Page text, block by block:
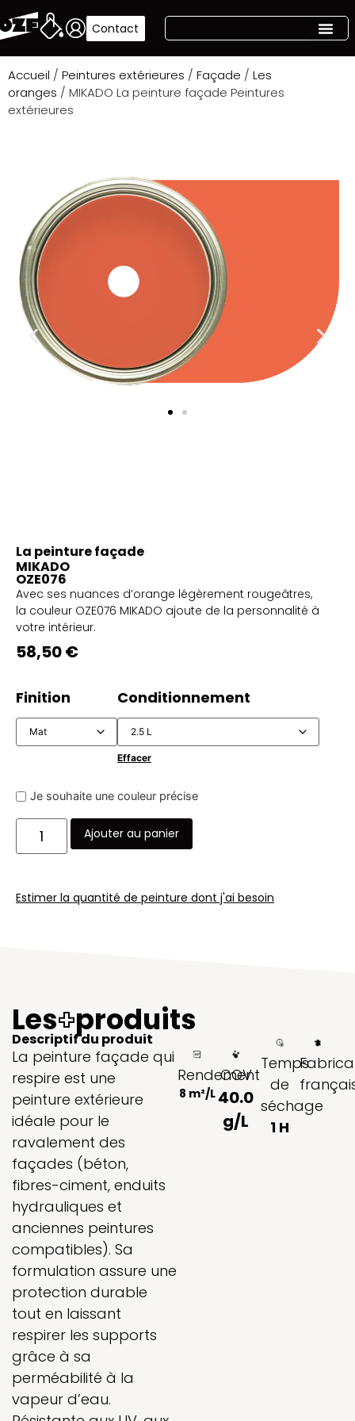
Contact
Accueil / Peintures extérieures / Façade / Les
oranges / MIKADO La peinture façade Peintures
extérieures
La peinture façade
MIKADO
OZE076
Avec ses nuances d’orange légèrement rougeâtres,
la couleur OZE076 MIKADO ajoute de la personnalité à
votre intérieur.
58,50 €
Finition Conditionnement
Effacer
Je souhaite une couleur précise
Ajouter au panier
Estimer la quantité de peinture dont j'ai besoin
Les+produits
Descriptif du produit
La peinture façade qui
respire est une
peinture extérieure
idéale pour le
ravalement des
façades (béton,
fibres-ciment, enduits
hydrauliques et
anciennes peintures
compatibles). Sa
formulation assure une
protection durable
tout en laissant
respirer les supports
grâce à sa
perméabilité à la
vapeur d’eau.
Rendement
8 m²/L
COV
40.0
g/L
Temps
de
séchage
1 H